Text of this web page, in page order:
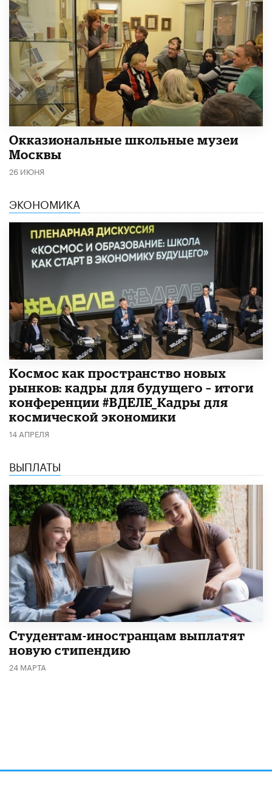
​Окказиональные школьные музеи
Москвы
26 ИЮНЯ
ЭКОНОМИКА
Космос как пространство новых
рынков: кадры для будущего – итоги
конференции #ВДЕЛЕ_Кадры для
космической экономики
14 АПРЕЛЯ
ВЫПЛАТЫ
Студентам-иностранцам выплатят
новую стипендию
24 МАРТА